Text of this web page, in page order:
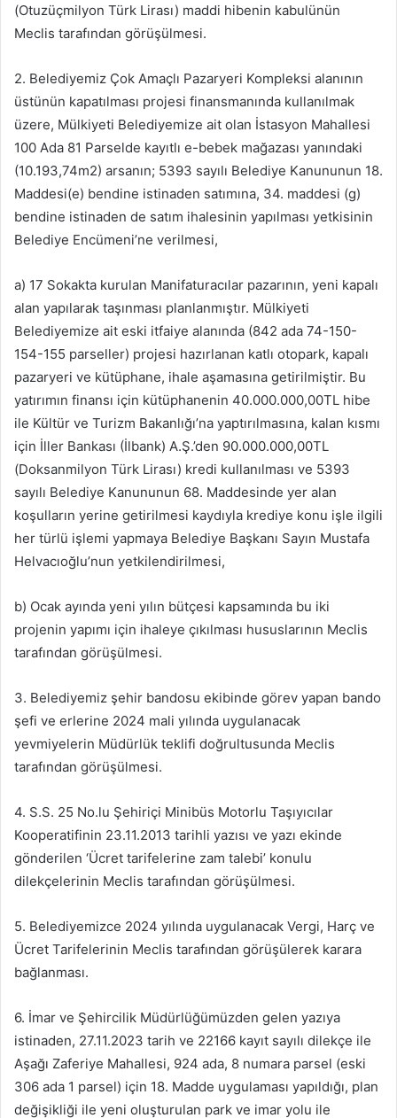
(Otuzüçmilyon Türk Lirası) maddi hibenin kabulünün
Meclis tarafından görüşülmesi.
2. Belediyemiz Çok Amaçlı Pazaryeri Kompleksi alanının
üstünün kapatılması projesi finansmanında kullanılmak
üzere, Mülkiyeti Belediyemize ait olan İstasyon Mahallesi
100 Ada 81 Parselde kayıtlı e-bebek mağazası yanındaki
(10.193,74m2) arsanın; 5393 sayılı Belediye Kanununun 18.
Maddesi(e) bendine istinaden satımına, 34. maddesi (g)
bendine istinaden de satım ihalesinin yapılması yetkisinin
Belediye Encümeni’ne verilmesi,
a) 17 Sokakta kurulan Manifaturacılar pazarının, yeni kapalı
alan yapılarak taşınması planlanmıştır. Mülkiyeti
Belediyemize ait eski itfaiye alanında (842 ada 74-150-
154-155 parseller) projesi hazırlanan katlı otopark, kapalı
pazaryeri ve kütüphane, ihale aşamasına getirilmiştir. Bu
yatırımın finansı için kütüphanenin 40.000.000,00TL hibe
ile Kültür ve Turizm Bakanlığı’na yaptırılmasına, kalan kısmı
için İller Bankası (İlbank) A.Ş.’den 90.000.000,00TL
(Doksanmilyon Türk Lirası) kredi kullanılması ve 5393
sayılı Belediye Kanununun 68. Maddesinde yer alan
koşulların yerine getirilmesi kaydıyla krediye konu işle ilgili
her türlü işlemi yapmaya Belediye Başkanı Sayın Mustafa
Helvacıoğlu’nun yetkilendirilmesi,
b) Ocak ayında yeni yılın bütçesi kapsamında bu iki
projenin yapımı için ihaleye çıkılması hususlarının Meclis
tarafından görüşülmesi.
3. Belediyemiz şehir bandosu ekibinde görev yapan bando
şefi ve erlerine 2024 mali yılında uygulanacak
yevmiyelerin Müdürlük teklifi doğrultusunda Meclis
tarafından görüşülmesi.
4. S.S. 25 No.lu Şehiriçi Minibüs Motorlu Taşıyıcılar
Kooperatifinin 23.11.2013 tarihli yazısı ve yazı ekinde
gönderilen ‘Ücret tarifelerine zam talebi’ konulu
dilekçelerinin Meclis tarafından görüşülmesi.
5. Belediyemizce 2024 yılında uygulanacak Vergi, Harç ve
Ücret Tarifelerinin Meclis tarafından görüşülerek karara
bağlanması.
6. İmar ve Şehircilik Müdürlüğümüzden gelen yazıya
istinaden, 27.11.2023 tarih ve 22166 kayıt sayılı dilekçe ile
Aşağı Zaferiye Mahallesi, 924 ada, 8 numara parsel (eski
306 ada 1 parsel) için 18. Madde uygulaması yapıldığı, plan
değişikliği ile yeni oluşturulan park ve imar yolu ile